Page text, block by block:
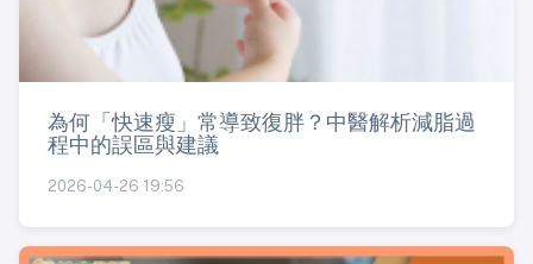
為何「快速瘦」常導致復胖？中醫解析減脂過
程中的誤區與建議
2026-04-26 19:56